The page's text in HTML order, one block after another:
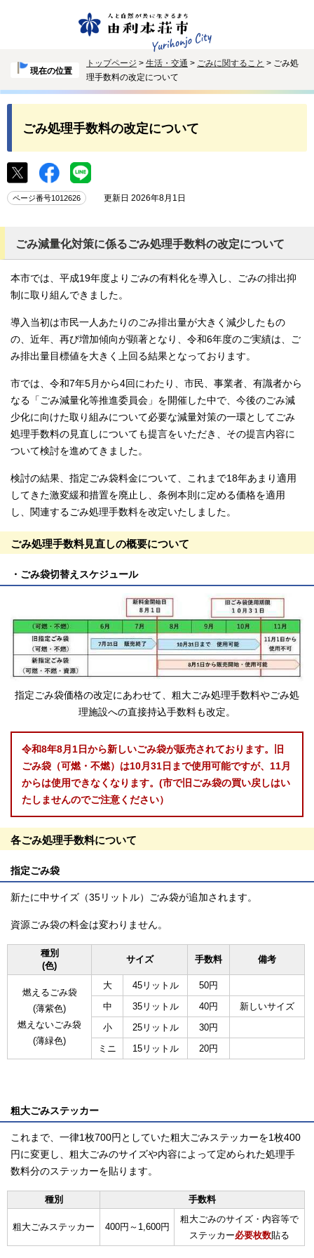
現在の位置
トップページ > 生活・交通 > ごみに関すること > ごみ処
理手数料の改定について
ごみ処理手数料の改定について
ページ番号1012626 更新日 2026年8月1日
ごみ減量化対策に係るごみ処理手数料の改定について
本市では、平成19年度よりごみの有料化を導入し、ごみの排出抑
制に取り組んできました。
導入当初は市民一人あたりのごみ排出量が大きく減少したもの
の、近年、再び増加傾向が顕著となり、令和6年度のご実績は、ご
み排出量目標値を大きく上回る結果となっております。
市では、令和7年5月から4回にわたり、市民、事業者、有識者から
なる「ごみ減量化等推進委員会」を開催した中で、今後のごみ減
少化に向けた取り組みについて必要な減量対策の一環としてごみ
処理手数料の見直しについても提言をいただき、その提言内容に
ついて検討を進めてきました。
検討の結果、指定ごみ袋料金について、これまで18年あまり適用
してきた激変緩和措置を廃止し、条例本則に定める価格を適用
し、関連するごみ処理手数料を改定いたしました。
ごみ処理手数料見直しの概要について
・ごみ袋切替えスケジュール
指定ごみ袋価格の改定にあわせて、粗大ごみ処理手数料やごみ処
理施設への直接持込手数料も改定。
令和8年8月1日から新しいごみ袋が販売されております。旧
ごみ袋（可燃・不燃）は10月31日まで使用可能ですが、11月
からは使用できなくなります。 (市で旧ごみ袋の買い戻しはい
たしませんのでご注意ください）
各ごみ処理手数料について
指定ごみ袋
新たに中サイズ（35リットル）ごみ袋が追加されます。
資源ごみ袋の料金は変わりません。
種別
(色)
サイズ 手数料 備考
燃えるごみ袋
(薄紫色)
燃えないごみ袋
(薄緑色)
大 45リットル
50円
中
35リットル 40円
新しいサイズ
小
25リットル
30円
ミニ
15リットル 20円
粗大ごみステッカー
これまで、一律1枚700円としていた粗大ごみステッカーを1枚400
円に変更し、粗大ごみのサイズや内容によって定められた処理手
数料分のステッカーを貼ります。
種別 手数料
粗大ごみステッカー 400円～1,600円
粗大ごみのサイズ・内容等で
ステッカー必要枚数貼る